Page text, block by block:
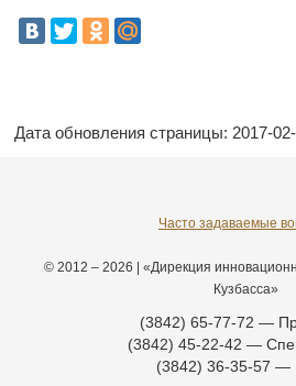
Дата обновления страницы: 2017-
Часто задаваемые
© 2012 – 2026 | «Дирекция
Кузбасса»
(3842) 65-77-72 —
(3842) 45-22-42 —
(3842) 36-35-57 —